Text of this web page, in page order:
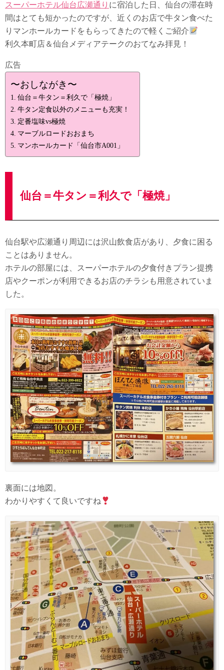
スーパーホテル仙台広瀬通り に宿泊した日、仙台の滞在時
間はとても短かったのですが、近くのお店で牛タン食べた
りマンホールカードをもらってきたので軽くご紹介
利久本町店＆仙台メディアテークのおてなみ拝見！
広告
〜おしながき〜
仙台＝牛タン＝利久で「極焼」
牛タン定食以外のメニューも充実！
定番塩味vs極焼
マーブルロードおおまち
マンホールカード「仙台市A001」
仙台＝牛タン＝利久で「極焼」
仙台駅や広瀬通り周辺には沢山飲食店があり、夕食に困る
ことはありません。
ホテルの部屋には、スーパーホテルの夕食付きプラン提携
店やクーポンが利用できるお店のチラシも用意されていま
した。
裏面には地図。
わかりやすくて良いですね